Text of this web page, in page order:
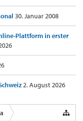
30. Januar 2008
Plattform in erster
2. August 2026